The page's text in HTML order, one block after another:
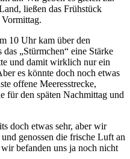
ließen das Frühstück
10 Uhr kam über den
„Stürmchen“ eine Stärke
und damit wirklich nur ein
es könnte doch noch etwas
offene Meeresstrecke,
für den späten Nachmittag und
doch etwas sehr, aber wir
genossen die frische Luft an
befanden uns ja noch nicht